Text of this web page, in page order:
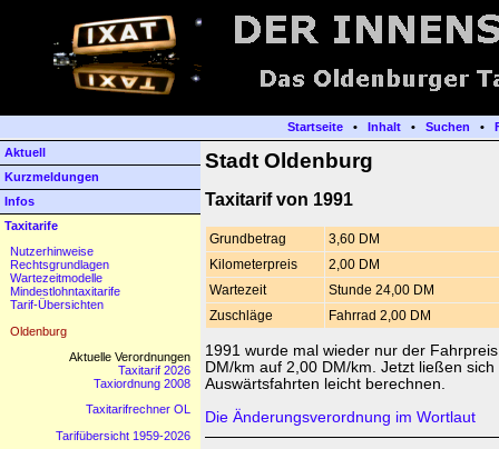
Startseite• Inhalt• Suchen •
Aktuell
Kurzmeldungen
Infos
Taxitarife
Nutzerhinweise
Rechtsgrundlagen
Wartezeitmodelle
Mindestlohntaxitarife
Tarif-Übersichten
Oldenburg
Aktuelle Verordnungen
Taxitarif 2026
Taxiordnung 2008
Taxitarifrechner OL
Tarifübersicht 1959-2026
Stadt Oldenburg
Taxitarif von 1991
Grundbetrag
3,60 DM
Kilometerpreis
2,00 DM
Wartezeit
Stunde 24,00 DM
Zuschläge
Fahrrad 2,00 DM
1991 wurde mal wieder nur der
DM/km auf 2,00 DM/km. Jetzt ließen
Auswärtsfahrten leicht berechnen.
Die Änderungsverordnung im Wortlaut